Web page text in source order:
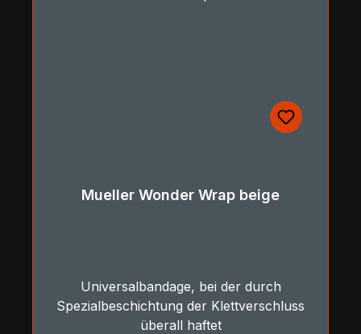
Mueller Wonder Wrap beige
Universalbandage, bei der durch
Spezialbeschichtung der Klettverschluss
überall haftet